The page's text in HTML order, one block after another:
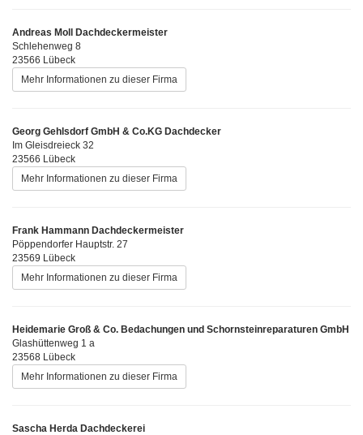
Andreas Moll Dachdeckermeister
Schlehenweg 8
23566 Lübeck
Mehr Informationen zu dieser Firma
Georg Gehlsdorf GmbH & Co.KG Dachdecker
Im Gleisdreieck 32
23566 Lübeck
Mehr Informationen zu dieser Firma
Frank Hammann Dachdeckermeister
Pöppendorfer Hauptstr. 27
23569 Lübeck
Mehr Informationen zu dieser Firma
Heidemarie Groß & Co. Bedachungen und Schornsteinreparaturen GmbH
Glashüttenweg 1 a
23568 Lübeck
Mehr Informationen zu dieser Firma
Sascha Herda Dachdeckerei